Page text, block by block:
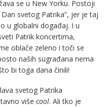
se u New Yorku. Postoji
svetog Patrika”, jer je taj
u globalni događaj. I u
Patrik koncertima,
oblače zeleno i toči se
naših sugrađana nema
bi toga dana činili!
svetog Patrika
više cool. Ali tko je